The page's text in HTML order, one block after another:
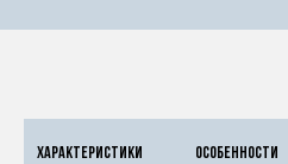
Характеристики Особенности